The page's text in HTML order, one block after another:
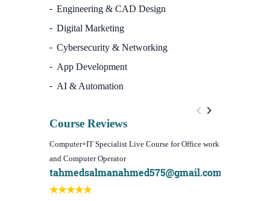
Engineering & CAD Design
Digital Marketing
Cybersecurity & Networking
App Development
AI & Automation
Course Reviews
Computer+IT Specialist Live Course for Office work
and Computer Operator
tahmedsalmanahmed575@gmail.com